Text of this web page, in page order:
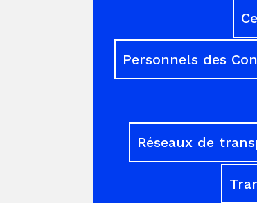
Personnels des
Réseaux de